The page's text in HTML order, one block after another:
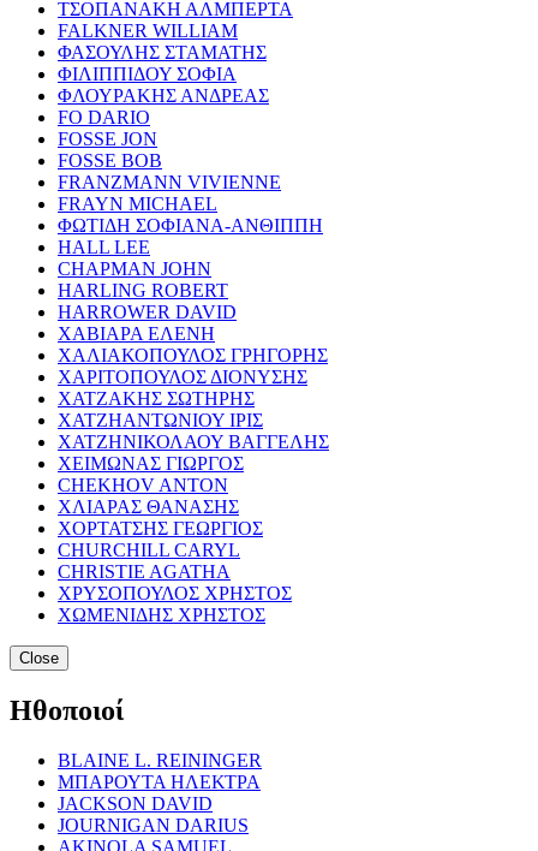
ΤΣΟΠΑΝΑΚΗ ΑΛΜΠΕΡΤΑ
FALKNER WILLIAM
ΦΑΣΟΥΛΗΣ ΣΤΑΜΑΤΗΣ
ΦΙΛΙΠΠΙΔΟΥ ΣΟΦΙΑ
ΦΛΟΥΡΑΚΗΣ ΑΝΔΡΕΑΣ
FO DARIO
FOSSE JON
FOSSE BOB
FRANZMANN VIVIENNE
FRAYN MICHAEL
ΦΩΤΙΔΗ ΣΟΦΙΑΝΑ-ΑΝΘΙΠΠΗ
HALL LEE
CHAPMAN JOHN
HARLING ROBERT
HARROWER DAVID
ΧΑΒΙΑΡΑ ΕΛΕΝΗ
ΧΑΛΙΑΚΟΠΟΥΛΟΣ ΓΡΗΓΟΡΗΣ
ΧΑΡΙΤΟΠΟΥΛΟΣ ΔΙΟΝΥΣΗΣ
ΧΑΤΖΑΚΗΣ ΣΩΤΗΡΗΣ
ΧΑΤΖΗΑΝΤΩΝΙΟΥ ΙΡΙΣ
ΧΑΤΖΗΝΙΚΟΛΑΟΥ ΒΑΓΓΕΛΗΣ
ΧΕΙΜΩΝΑΣ ΓΙΩΡΓΟΣ
CHEKHOV ANTON
ΧΛΙΑΡΑΣ ΘΑΝΑΣΗΣ
ΧΟΡΤΑΤΣΗΣ ΓΕΩΡΓΙΟΣ
CHURCHILL CARYL
CHRISTIE AGATHA
ΧΡΥΣΟΠΟΥΛΟΣ ΧΡΗΣΤΟΣ
ΧΩΜΕΝΙΔΗΣ ΧΡΗΣΤΟΣ
Close
Ηθοποιοί
BLAINE L. REININGER
ΜΠΑΡΟΥΤΑ ΗΛΕΚΤΡΑ
JACKSON DAVID
JOURNIGAN DARIUS